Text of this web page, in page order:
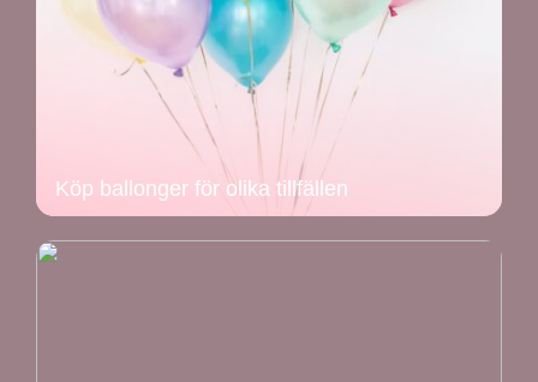
Köp ballonger för olika tillfällen